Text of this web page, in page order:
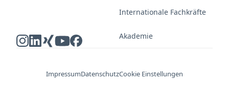
Internationale Fachkräfte
Akademie
ImpressumDatenschutzCookie Einstellungen